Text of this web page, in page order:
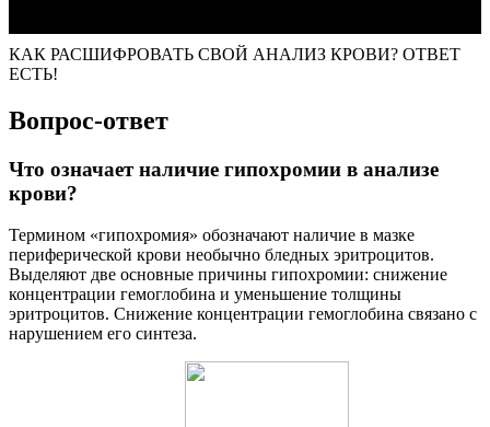
КАК РАСШИФРОВАТЬ СВОЙ АНАЛИЗ КРОВИ? ОТВЕТ
ЕСТЬ!
Вопрос-ответ
Что означает наличие гипохромии в анализе
крови?
Термином «гипохромия» обозначают наличие в мазке
периферической крови необычно бледных эритроцитов.
Выделяют две основные причины гипохромии: снижение
концентрации гемоглобина и уменьшение толщины
эритроцитов. Снижение концентрации гемоглобина связано с
нарушением его синтеза.